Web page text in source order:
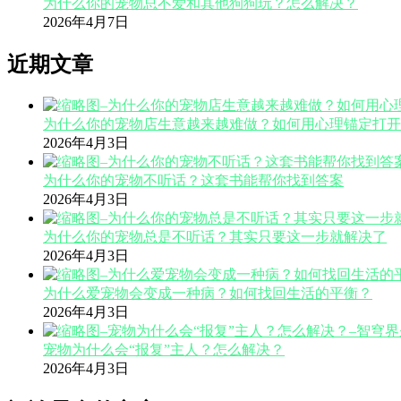
为什么你的宠物总不爱和其他狗狗玩？怎么解决？
2026年4月7日
近期文章
为什么你的宠物店生意越来越难做？如何用心理锚定打
2026年4月3日
为什么你的宠物不听话？这套书能帮你找到答案
2026年4月3日
为什么你的宠物总是不听话？其实只要这一步就解决了
2026年4月3日
为什么爱宠物会变成一种病？如何找回生活的平衡？
2026年4月3日
宠物为什么会“报复”主人？怎么解决？
2026年4月3日